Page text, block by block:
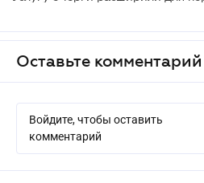
Оставьте комментарий
Войдите, чтобы оставить
комментарий